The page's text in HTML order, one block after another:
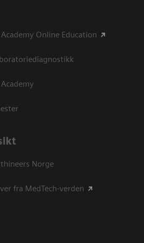
Online Education
Norge
fra MedTech-verden